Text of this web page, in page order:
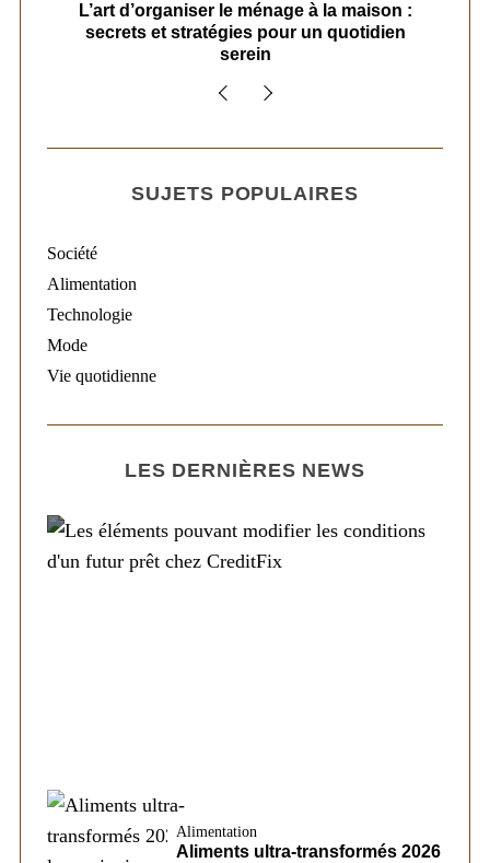
L’art d’organiser le ménage à la maison :
secrets et stratégies pour un quotidien
serein
SUJETS POPULAIRES
Société
Alimentation
Technologie
Mode
Vie quotidienne
LES DERNIÈRES NEWS
Alimentation
Aliments ultra-transformés 2026